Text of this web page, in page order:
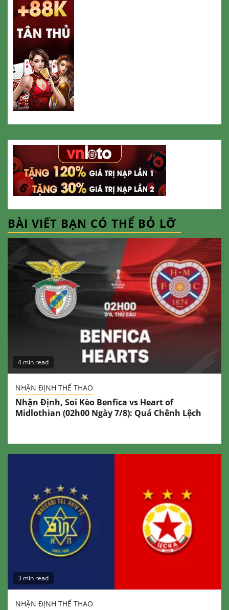
BÀI VIẾT BẠN CÓ THỂ BỎ LỠ
4 min read
NHẬN ĐỊNH THỂ THAO
Nhận Định, Soi Kèo Benfica vs Heart of
Midlothian (02h00 Ngày 7/8): Quá Chênh Lệch
3 min read
NHẬN ĐỊNH THỂ THAO